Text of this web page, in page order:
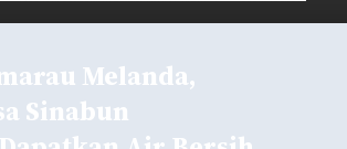
Melanda,
Sinabun